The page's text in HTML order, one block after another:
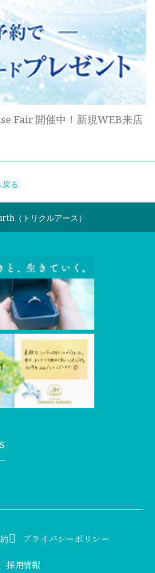
Fair 開催中！新規WEB来店
る
（トリクルアース）
プライバシーポリシー
採用情報